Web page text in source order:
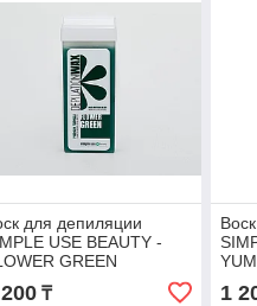
для депиляции
USE BEAUTY -
GREEN
теплый,
100 мл
₸ 1